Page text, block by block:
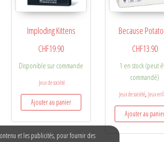
Imploding Kittens
CHF19.90
Disponible sur commande
Jeux de société
Ajouter au panier
Because
CHF13.90
1 en stock (peut
commandé)
Jeux de société, Jeux
Ajouter au
et les publicités, pour fournir des